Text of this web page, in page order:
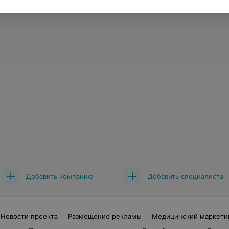
Добавить компанию Добавить специалиста
Новости проекта Размещение рекламы
Медицинский